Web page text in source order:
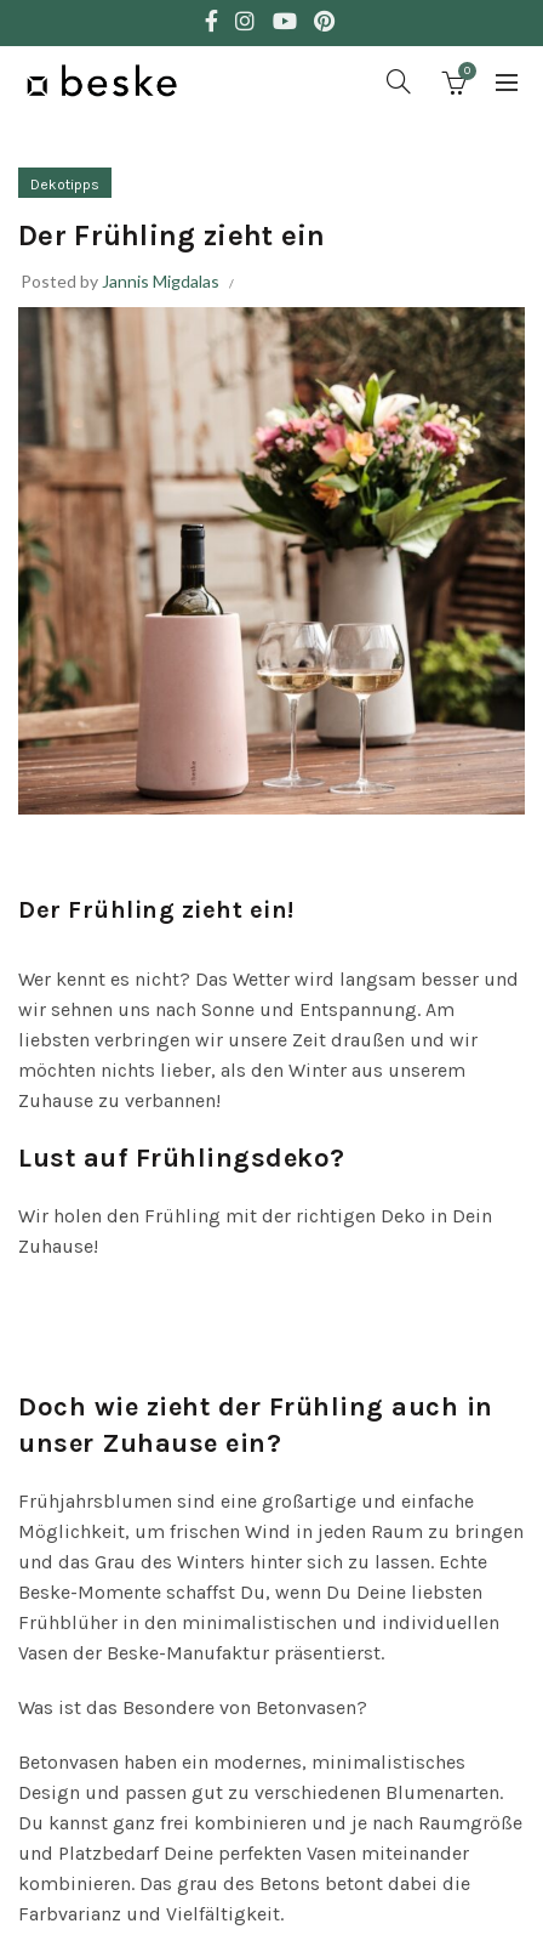
0
Dekotipps
Der Frühling zieht ein
Posted by Jannis Migdalas
Der Frühling zieht ein!
Wer kennt es nicht? Das Wetter wird langsam besser und
wir sehnen uns nach Sonne und Entspannung. Am
liebsten verbringen wir unsere Zeit draußen und wir
möchten nichts lieber, als den Winter aus unserem
Zuhause zu verbannen!
Lust auf Frühlingsdeko?
Wir holen den Frühling mit der richtigen Deko in Dein
Zuhause!
Doch wie zieht der Frühling auch in
unser Zuhause ein?
Frühjahrsblumen sind eine großartige und einfache
Möglichkeit, um frischen Wind in jeden Raum zu bringen
und das Grau des Winters hinter sich zu lassen. Echte
Beske-Momente schaffst Du, wenn Du Deine liebsten
Frühblüher in den minimalistischen und individuellen
Vasen der Beske-Manufaktur präsentierst.
Was ist das Besondere von Betonvasen?
Betonvasen haben ein modernes, minimalistisches
Design und passen gut zu verschiedenen Blumenarten.
Du kannst ganz frei kombinieren und je nach Raumgröße
und Platzbedarf Deine perfekten Vasen miteinander
kombinieren. Das grau des Betons betont dabei die
Farbvarianz und Vielfältigkeit.